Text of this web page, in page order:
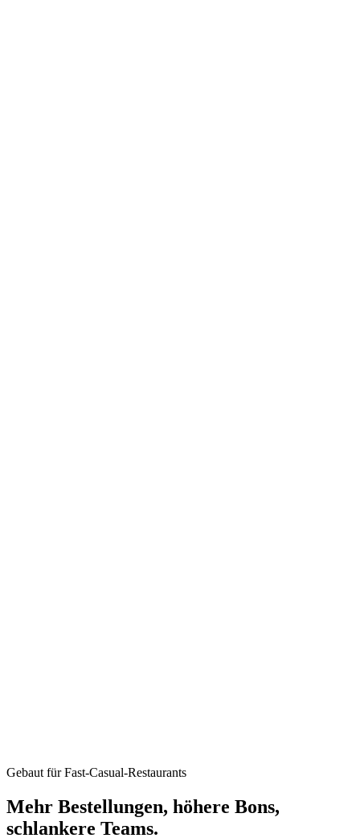
Gebaut für Fast-Casual-Restaurants
Mehr Bestellungen, höhere Bons,
schlankere Teams.